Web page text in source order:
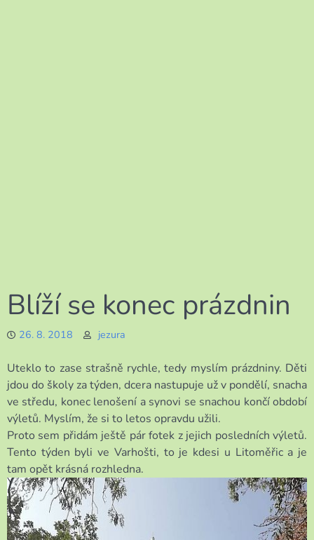
Blíží se konec prázdnin
26. 8. 2018 jezura
Uteklo to zase strašně rychle, tedy myslím prázdniny. Děti
jdou do školy za týden, dcera nastupuje už v pondělí, snacha
ve středu, konec lenošení a synovi se snachou končí období
výletů. Myslím, že si to letos opravdu užili.
Proto sem přidám ještě pár fotek z jejich posledních výletů.
Tento týden byli ve Varhošti, to je kdesi u Litoměřic a je
tam opět krásná rozhledna.